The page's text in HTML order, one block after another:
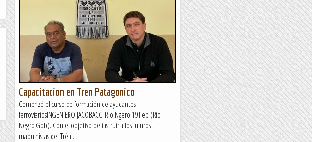
Capacitacion en Tren Patagonico
Comenzó el curso de formación de ayudantes
ferroviariosINGENIERO JACOBACCI Rio Ngero 19 Feb (Rio
Negro Gob).-Con el objetivo de instruir a los futuros
maquinistas del Trén...